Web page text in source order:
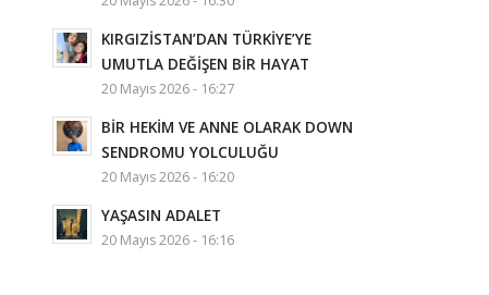
KIRGIZİSTAN’DAN TÜRKİYE’YE
UMUTLA DEĞİŞEN BİR HAYAT
20 Mayıs 2026 - 16:27
BİR HEKİM VE ANNE OLARAK DOWN
SENDROMU YOLCULUĞU
20 Mayıs 2026 - 16:20
YAŞASIN ADALET
20 Mayıs 2026 - 16:16